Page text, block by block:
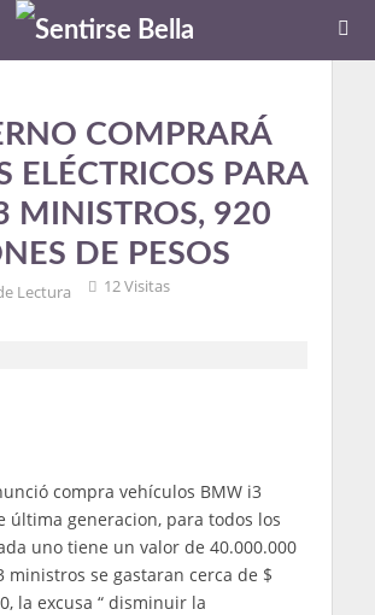
COMPRARÁ
ELÉCTRICOS PARA
MINISTROS, 920
DE PESOS
Lectura 12 Visitas
compra vehículos BMW i3
última generacion, para todos los
uno tiene un valor de 40.000.000
ministros se gastaran cerca de $
la excusa “ disminuir la